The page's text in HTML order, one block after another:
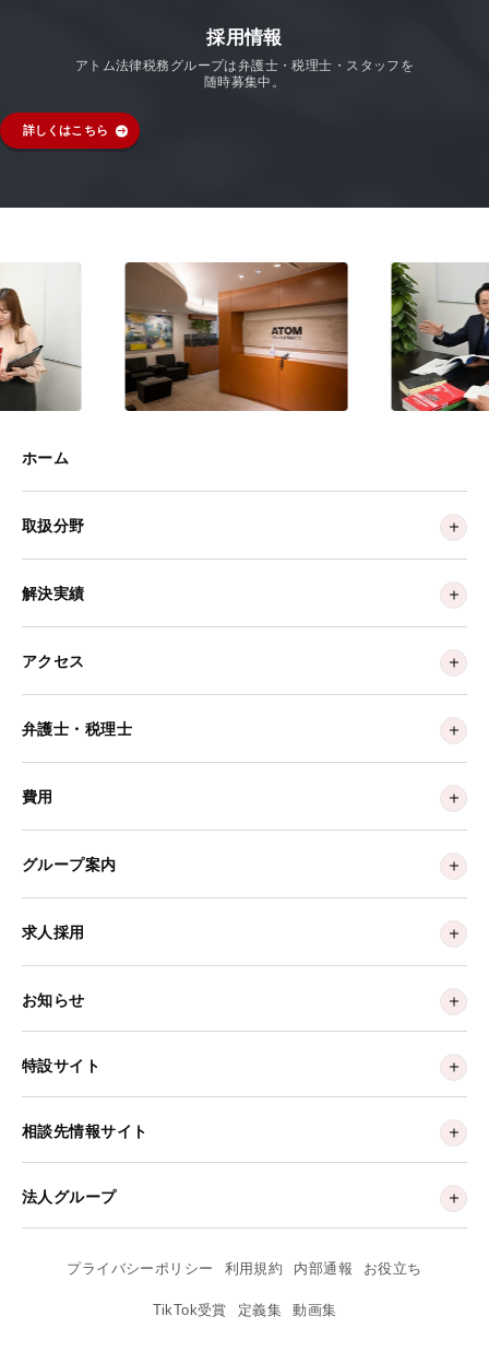
採用情報
アトム法律税務グループは弁護士・税理士・スタッフを
随時募集中。
詳しくはこちら
ホーム
取扱分野
解決実績
アクセス
弁護士・税理士
費用
グループ案内
求人採用
お知らせ
特設サイト
相談先情報サイト
法人グループ
プライバシーポリシー 利用規約 内部通報 お役立ち
TikTok受賞 定義集 動画集